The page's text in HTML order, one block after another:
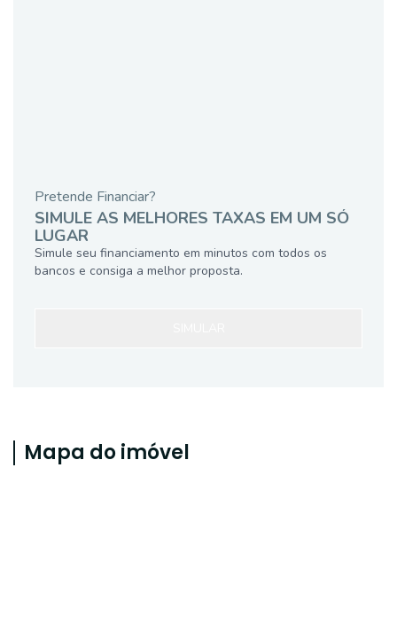
Pretende Financiar?
SIMULE AS MELHORES TAXAS EM UM SÓ
LUGAR
Simule seu financiamento em minutos com todos os
bancos e consiga a melhor proposta.
Mapa do imóvel